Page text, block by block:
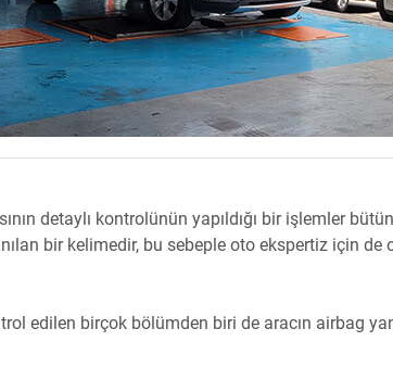
detaylı kontrolünün yapıldığı bir işlemler
bir kelimedir, bu sebeple oto ekspertiz için de
edilen birçok bölümden biri de aracın airbag